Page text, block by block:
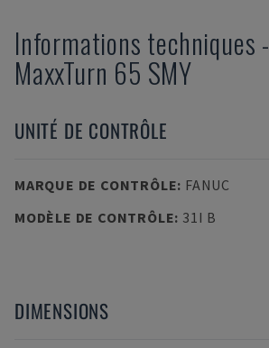
Informations techniques -
MaxxTurn 65 SMY
UNITÉ DE CONTRÔLE
MARQUE DE CONTRÔLE: FANUC
MODÈLE DE CONTRÔLE: 31I B
DIMENSIONS